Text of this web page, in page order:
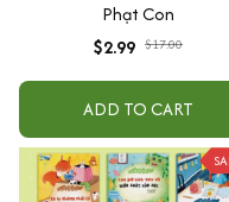
Phạt Con
$2.99 $17.00
ADD TO CART